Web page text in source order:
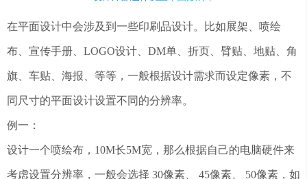
在平面设计中会涉及到一些印刷品设计。比如展架、喷绘
布、宣传手册、LOGO设计、DM单、折页、臂贴、地贴、角
旗、车贴、海报、等等，一般根据设计需求而设定像素，不
同尺寸的平面设计设置不同的分辨率。
例一：
设计一个喷绘布，10M长5M宽，那么根据自己的电脑硬件来
考虑设置分辨率，一般会选择 30像素、 45像素、 50像素，如